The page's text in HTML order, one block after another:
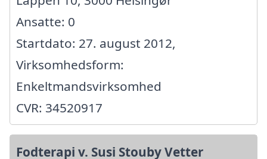
Ansatte: 0
Startdato: 27. august 2012,
Virksomhedsform:
Enkeltmandsvirksomhed
CVR: 34520917
Fodterapi v. Susi Stouby Vetter